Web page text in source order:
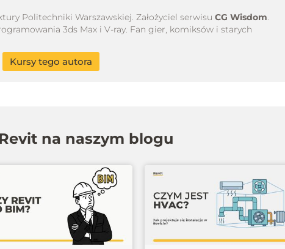
Politechniki Warszawskiej. Założyciel serwisu CG Wisdom.
3ds Max i V-ray. Fan gier, komiksów i starych
Kursy tego autora
na naszym blogu